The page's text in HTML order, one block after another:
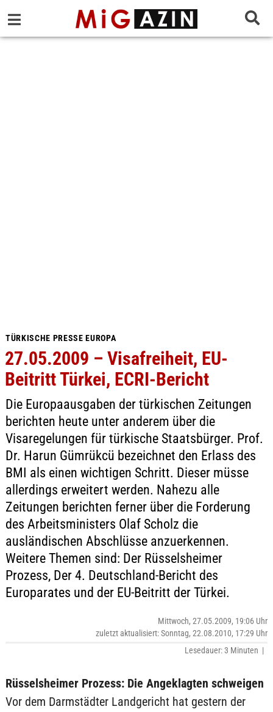
TÜRKISCHE PRESSE EUROPA
27.05.2009 – Visafreiheit, EU-
Beitritt Türkei, ECRI-Bericht
Die Europaausgaben der türkischen Zeitungen
berichten heute unter anderem über die
Visaregelungen für türkische Staatsbürger. Prof.
Dr. Harun Gümrükcü bezeichnet den Erlass des
BMI als einen wichtigen Schritt. Dieser müsse
allerdings erweitert werden. Nahezu alle
Zeitungen berichten ferner über die Forderung
des Arbeitsministers Olaf Scholz die
ausländischen Abschlüsse anzuerkennen.
Weitere Themen sind: Der Rüsselsheimer
Prozess, Der 4. Deutschland-Bericht des
Europarates und der EU-Beitritt der Türkei.
Mittwoch, 27.05.2009, 19:06 Uhr
zuletzt aktualisiert: Sonntag, 22.08.2010, 17:29 Uhr
Lesedauer: 3 Minuten |
Rüsselsheimer Prozess: Die Angeklagten schweigen
Vor dem Darmstädter Landgericht hat gestern der